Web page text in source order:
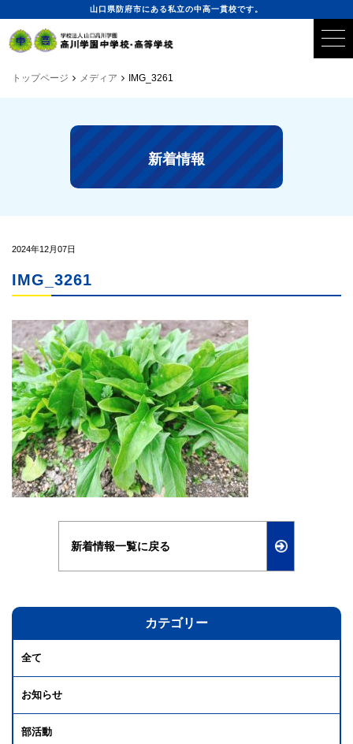
山口県防府市にある私立の中高一貫校です。
トップページ メディア IMG_3261
新着情報
2024年12月07日
IMG_3261
新着情報一覧に戻る
カテゴリー
全て
お知らせ
部活動